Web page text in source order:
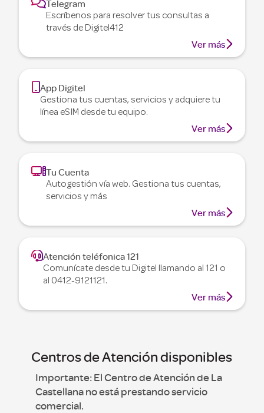
Telegram
Escríbenos para resolver tus consultas a
través de Digitel412
Ver más
App Digitel
Gestiona tus cuentas, servicios y adquiere tu
línea eSIM desde tu equipo.
Ver más
Tu Cuenta
Autogestión vía web. Gestiona tus cuentas,
servicios y más
Ver más
Atención teléfonica 121
Comunícate desde tu Digitel llamando al 121 o
al 0412-9121121.
Ver más
Centros de Atención disponibles
Importante: El Centro de Atención de La
Castellana no está prestando servicio
comercial.